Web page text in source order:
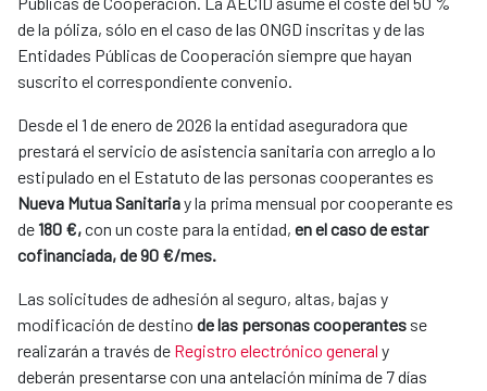
de la póliza, sólo en el caso de las ONGD inscritas y de las
Entidades Públicas de Cooperación siempre que hayan
suscrito el correspondiente convenio.
Desde el 1 de enero de 2026 la entidad aseguradora que
prestará el servicio de asistencia sanitaria con arreglo a lo
estipulado en el Estatuto de las personas cooperantes es
Nueva Mutua Sanitariay la prima mensual por cooperante es
de 180 €,con un coste para la entidad, en el caso de estar
cofinanciada, de 90 €/mes.
Las solicitudes de adhesión al seguro, altas, bajas y
modificación de destino de las personas cooperantes se
realizarán a través de Registro electrónico general y
deberán presentarse con una antelación mínima de 7 días